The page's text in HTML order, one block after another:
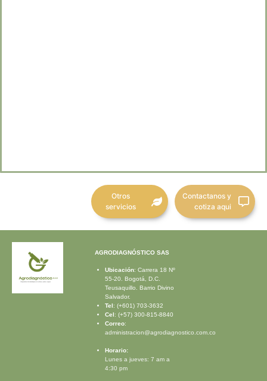
Contactanos y
cotiza aqui
Otros
servicios
AGRODIAGNÓSTICO SAS
Ubicación: Carrera 18 Nº
55-20. Bogotá, D.C.
Teusaquillo. Barrio Divino
Salvador.
Tel: (+601) 703-3632
Cel: (+57) 300-815-8840
Correo:
administracion@agrodiagnostico.com.co
Horario:
Lunes a jueves: 7 am a
4:30 pm